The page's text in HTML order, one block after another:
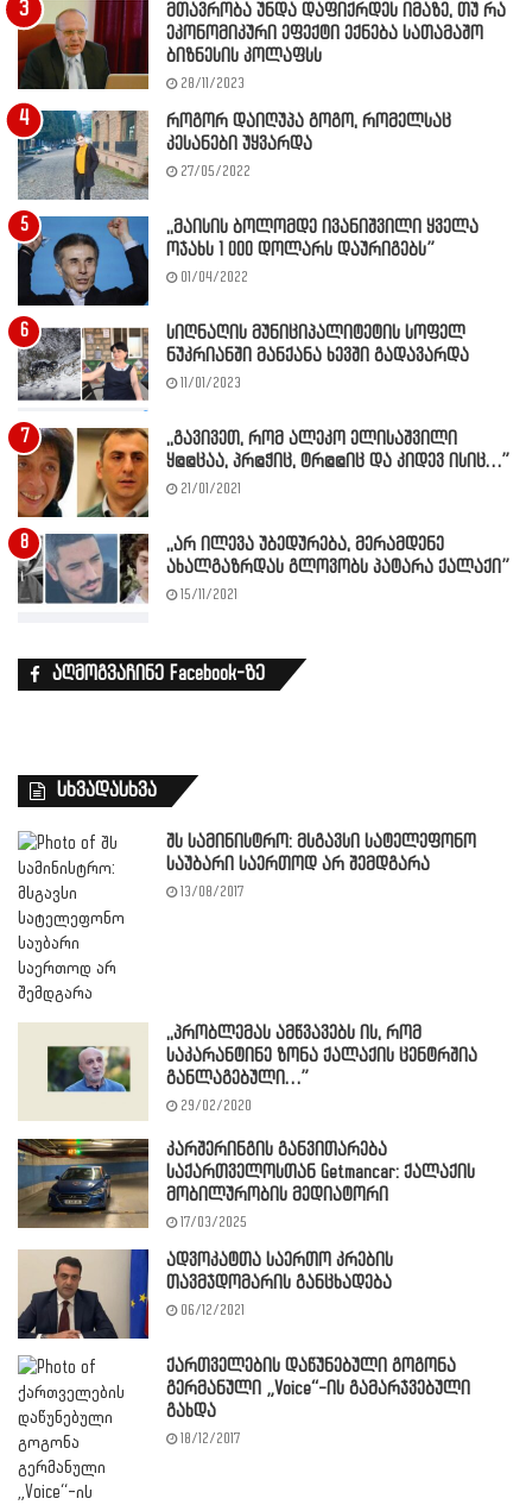
მთავრობა უნდა დაფიქრდეს იმაზე, თუ რა
ეკონომიკური ეფექტი ექნება სათამაშო
ბიზნესის კოლაფსს
28/11/2023
როგორ დაიღუპა გოგო, რომელსაც
კესანები უყვარდა
27/05/2022
,,მაისის ბოლომდე ივანიშვილი ყველა
ოჯახს 1 000 დოლარს დაურიგებს”
01/04/2022
სიღნაღის მუნიციპალიტეტის სოფელ
ნუკრიანში მანქანა ხევში გადავარდა
11/01/2023
,,გავივეთ, რომ ალეკო ელისაშვილი
ყ@@ცაა, პრ@ჭიც, ტრ@@იც და კიდევ ისიც…”
21/01/2021
,,არ ილევა უბედურება, მერამდენე
ახალგაზრდას გლოვობს პატარა ქალაქი”
15/11/2021
აღმოგვაჩინე Facebook-ზე
სხვადასხვა
შს სამინისტრო: მსგავსი სატელეფონო
საუბარი საერთოდ არ შემდგარა
13/08/2017
,,პრობლემას ამწვავებს ის, რომ
საკარანტინე ზონა ქალაქის ცენტრშია
განლაგებული…”
29/02/2020
კარშერინგის განვითარება
საქართველოსთან Getmancar: ქალაქის
მობილურობის მედიატორი
17/03/2025
ადვოკატთა საერთო კრების
თავმჯდომარის განცხადება
06/12/2021
ქართველების დაწუნებული გოგონა
გერმანული „Voice“-ის გამარჯვებული
გახდა
18/12/2017